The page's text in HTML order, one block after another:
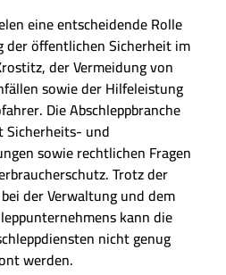
eine entscheidende Rolle
der öffentlichen Sicherheit im
der Vermeidung von
sowie der Hilfeleistung
Die Abschleppbranche
Sicherheits- und
sowie rechtlichen Fragen
Trotz der
der Verwaltung und dem
kann die
nicht genug
werden.